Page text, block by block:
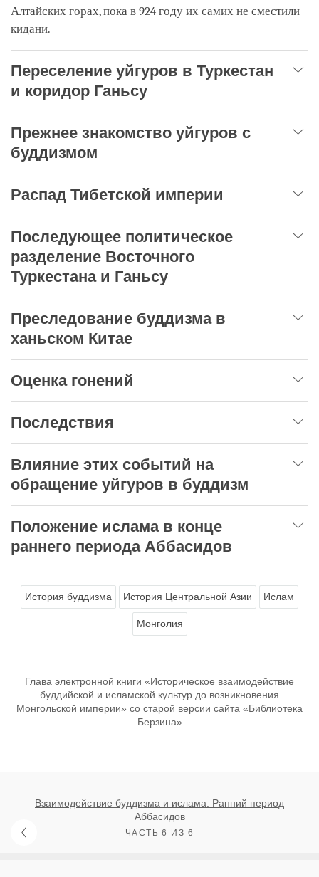
Алтайских горах, пока в 924 году их самих не сместили
кидани.
Переселение уйгуров в Туркестан
и коридор Ганьсу
Прежнее знакомство уйгуров с
буддизмом
Распад Тибетской империи
Последующее политическое
разделение Восточного
Туркестана и Ганьсу
Преследование буддизма в
ханьском Китае
Оценка гонений
Последствия
Влияние этих событий на
обращение уйгуров в буддизм
Положение ислама в конце
раннего периода Аббасидов
История буддизма История Центральной Азии Ислам
Монголия
Глава электронной книги «Историческое взаимодействие
буддийской и исламской культур до возникновения
Монгольской империи» со старой версии сайта «Библиотека
Берзина»
Взаимодействие буддизма и ислама: Ранний период
Аббасидов
ЧАСТЬ 6 ИЗ 6